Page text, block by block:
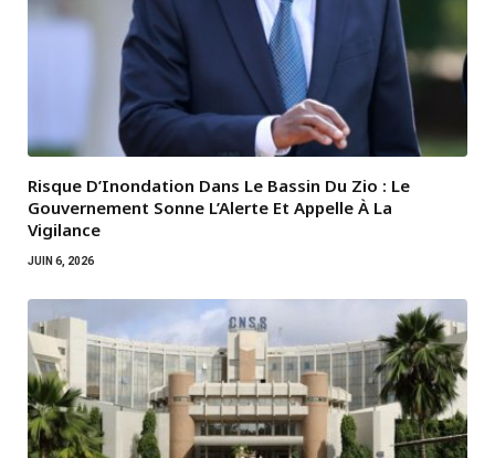
Risque D’Inondation Dans Le Bassin Du Zio : Le
Gouvernement Sonne L’Alerte Et Appelle À La
Vigilance
JUIN 6, 2026